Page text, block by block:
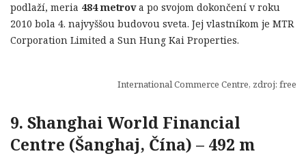
podlaží, meria 484 metrova po svojom dokončení v roku
2010 bola 4. najvyššou budovou sveta. Jej vlastníkom je MTR
Corporation Limited a Sun Hung Kai Properties.
International Commerce Centre, zdroj:
9. Shanghai World Financial
Centre (Šanghaj, Čína) – 492 m